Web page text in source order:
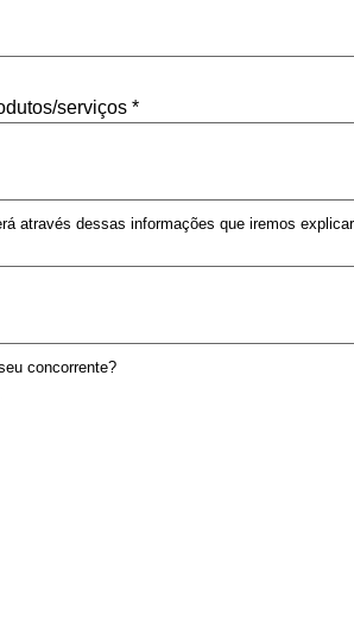
serviços *
através dessas informações que iremos
concorrente?